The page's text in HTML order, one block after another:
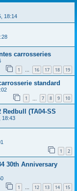
18:14
carrosseries
1 … 16 17 18 19
standard
1 7 8 9 10
Redbull (TA04-SS
18:43
1 2
30th Anniversary
1 … 12 13 14 15